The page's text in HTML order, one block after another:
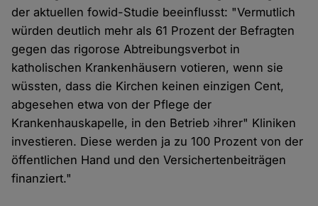
der aktuellen fowid-Studie beeinflusst: "Vermutlich
würden deutlich mehr als 61 Prozent der Befragten
gegen das rigorose Abtreibungsverbot in
katholischen Krankenhäusern votieren, wenn sie
wüssten, dass die Kirchen keinen einzigen Cent,
abgesehen etwa von der Pflege der
Krankenhauskapelle, in den Betrieb ›ihrer" Kliniken
investieren. Diese werden ja zu 100 Prozent von der
öffentlichen Hand und den Versichertenbeiträgen
finanziert."